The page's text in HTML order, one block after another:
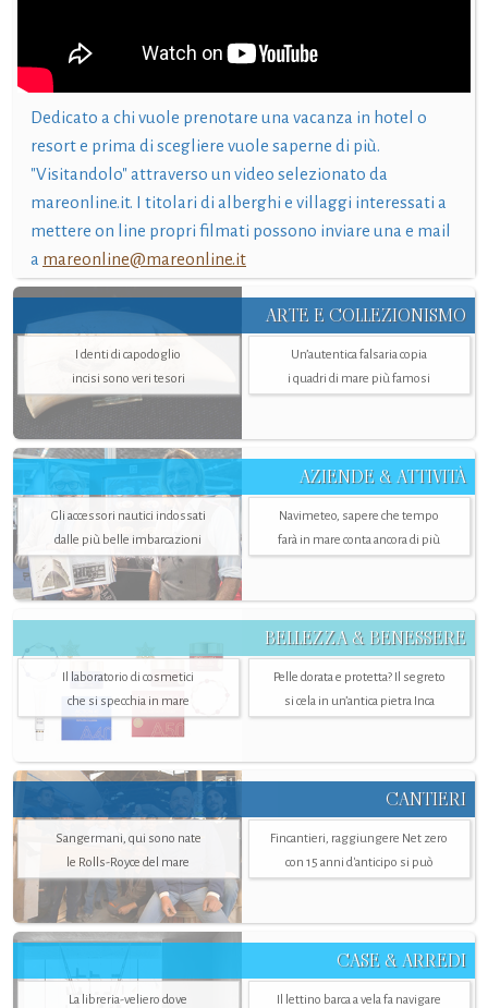
Dedicato a chi vuole prenotare una vacanza in hotel o
resort e prima di scegliere vuole saperne di più.
"Visitandolo" attraverso un video selezionato da
mareonline.it. I titolari di alberghi e villaggi interessati a
mettere on line propri filmati possono inviare una e mail
a mareonline@mareonline.it
ARTE E COLLEZIONISMO
I denti di capodoglio
incisi sono veri tesori
Un’autentica falsaria copia
i quadri di mare più famosi
AZIENDE & ATTIVITÀ
Gli accessori nautici indossati
dalle più belle imbarcazioni
Navimeteo, sapere che tempo
farà in mare conta ancora di più
BELLEZZA & BENESSERE
Il laboratorio di cosmetici
che si specchia in mare
Pelle dorata e protetta? Il segreto
si cela in un’antica pietra Inca
CANTIERI
Sangermani, qui sono nate
le Rolls-Royce del mare
Fincantieri, raggiungere Net zero
con 15 anni d'anticipo si può
CASE & ARREDI
La libreria-veliero dove
Il lettino barca a vela fa navigare